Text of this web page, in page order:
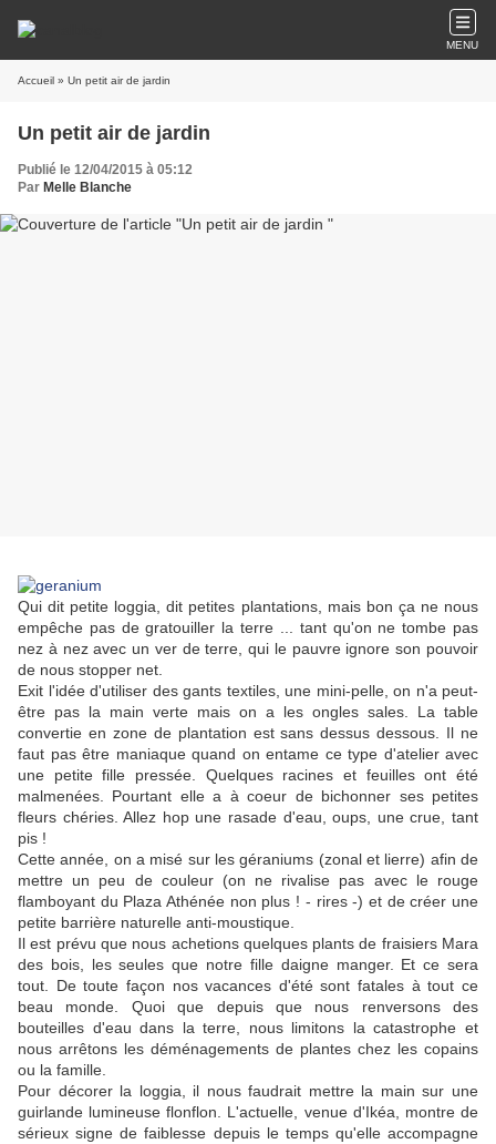
MENU
Accueil » Un petit air de jardin
Un petit air de jardin
Publié le 12/04/2015 à 05:12
Par Melle Blanche
Qui dit petite loggia, dit petites plantations, mais bon ça ne nous
empêche pas de gratouiller la terre ... tant qu'on ne tombe pas
nez à nez avec un ver de terre, qui le pauvre ignore son pouvoir
de nous stopper net.
Exit l'idée d'utiliser des gants textiles, une mini-pelle, on n'a peut-
être pas la main verte mais on a les ongles sales. La table
convertie en zone de plantation est sans dessus dessous. Il ne
faut pas être maniaque quand on entame ce type d'atelier avec
une petite fille pressée. Quelques racines et feuilles ont été
malmenées. Pourtant elle a à coeur de bichonner ses petites
fleurs chéries. Allez hop une rasade d'eau, oups, une crue, tant
pis !
Cette année, on a misé sur les géraniums (zonal et lierre) afin de
mettre un peu de couleur (on ne rivalise pas avec le rouge
flamboyant du Plaza Athénée non plus ! - rires -) et de créer une
petite barrière naturelle anti-moustique.
Il est prévu que nous achetions quelques plants de fraisiers Mara
des bois, les seules que notre fille daigne manger. Et ce sera
tout. De toute façon nos vacances d'été sont fatales à tout ce
beau monde. Quoi que depuis que nous renversons des
bouteilles d'eau dans la terre, nous limitons la catastrophe et
nous arrêtons les déménagements de plantes chez les copains
ou la famille.
Pour décorer la loggia, il nous faudrait mettre la main sur une
guirlande lumineuse flonflon. L'actuelle, venue d'Ikéa, montre de
sérieux signe de faiblesse depuis le temps qu'elle accompagne